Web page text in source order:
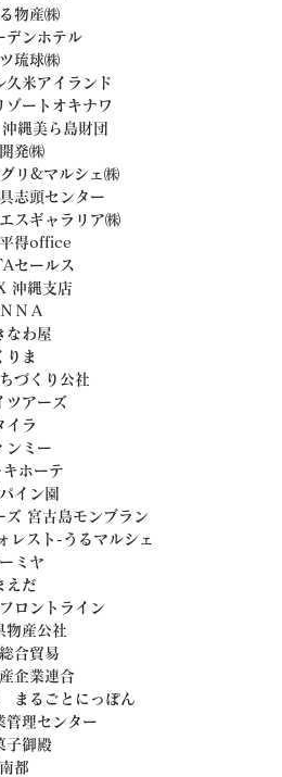
物産㈱
デンホテル
琉球㈱
久米アイランド
ゾートオキナワ
縄美ら島財団
発㈱
リ&マルシェ㈱
志頭センター
スギャラリア㈱
得office
セールス
沖縄支店
ＮＡ
なわ屋
りま
づくり公社
ツアーズ
イラ
ンミー
ホーテ
イン園
ズ 宮古島モンブラン
レスト-うるマルシェ
ミヤ
えだ
ロントライン
物産公社
合貿易
企業連合
まるごとにっぽん
管理センター
子御殿
都